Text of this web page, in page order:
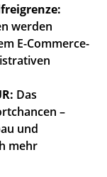
werden
E-Commerce-
Das
–
und
mehr